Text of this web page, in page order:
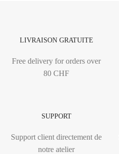
LIVRAISON GRATUITE
Free delivery for orders over
80 CHF
SUPPORT
Support client directement de
notre atelier